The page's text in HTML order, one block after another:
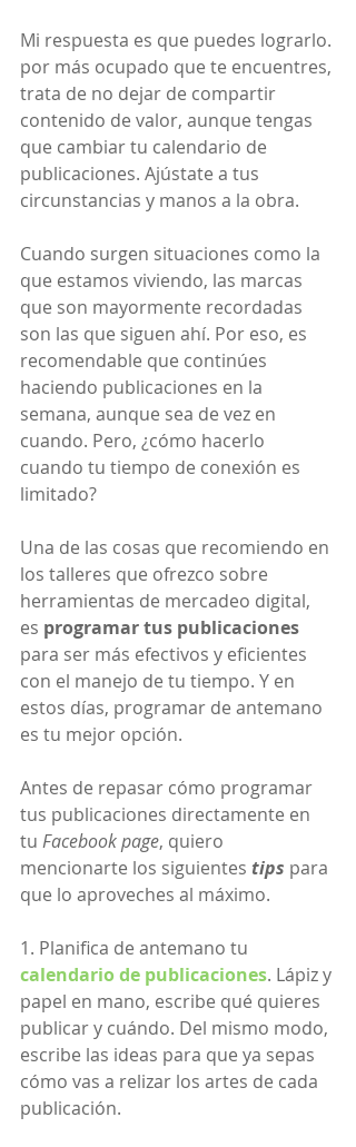
Mi respuesta es que puedes lograrlo.
por más ocupado que te encuentres,
trata de no dejar de compartir
contenido de valor, aunque tengas
que cambiar tu calendario de
publicaciones. Ajústate a tus
circunstancias y manos a la obra.
Cuando surgen situaciones como la
que estamos viviendo, las marcas
que son mayormente recordadas
son las que siguen ahí. Por eso, es
recomendable que continúes
haciendo publicaciones en la
semana, aunque sea de vez en
cuando. Pero, ¿cómo hacerlo
cuando tu tiempo de conexión es
limitado?
Una de las cosas que recomiendo en
los talleres que ofrezco sobre
herramientas de mercadeo digital,
es programar tus publicaciones
para ser más efectivos y eficientes
con el manejo de tu tiempo. Y en
estos días, programar de antemano
es tu mejor opción.
Antes de repasar cómo programar
tus publicaciones directamente en
tu Facebook page, quiero
mencionarte los siguientes tips para
que lo aproveches al máximo.
1. Planifica de antemano tu
calendario de publicaciones. Lápiz y
papel en mano, escribe qué quieres
publicar y cuándo. Del mismo modo,
escribe las ideas para que ya sepas
cómo vas a relizar los artes de cada
publicación.